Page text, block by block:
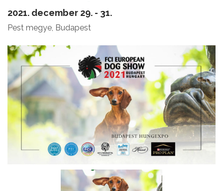
2021. december 29. - 31.
Pest megye, Budapest